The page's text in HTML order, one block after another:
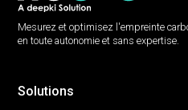
Solutions
Mesurez et optimisez l'empreinte
en toute autonomie et sans expertise.